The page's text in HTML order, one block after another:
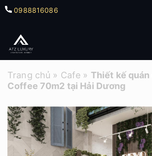
0988816086
Trang chủ » Cafe » Thiết kế
Coffee 70m2 tại Hải Dương